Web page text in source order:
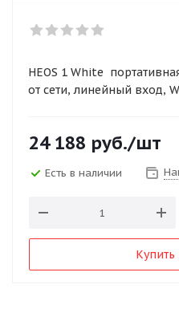
HEOS 1 White
от сети, линейный вход,
24 188 руб./шт
Есть в наличии
Купить